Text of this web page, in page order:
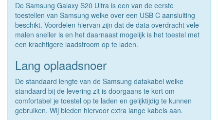
De Samsung Galaxy S20 Ultra is een van de eerste
toestellen van Samsung welke over een USB C aansluiting
beschikt. Voordelen hiervan zijn dat de data overdracht vele
malen sneller is en het daarnaast mogelijk is het toestel met
een krachtigere laadstroom op te laden.
Lang oplaadsnoer
De standaard lengte van de Samsung datakabel welke
standaard bij de levering zit is doorgaans te kort om
comfortabel je toestel op te laden en gelijktijdig te kunnen
gebruiken. Wij bieden hiervoor extra lange kabels aan.